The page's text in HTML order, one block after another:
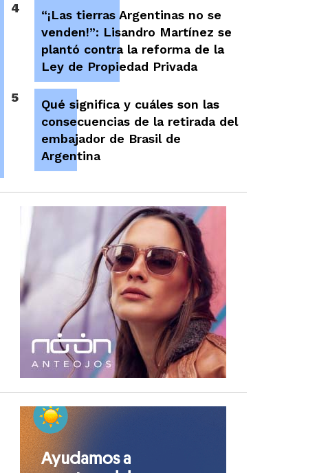
4
“¡Las tierras Argentinas no se
venden!”: Lisandro Martínez se
plantó contra la reforma de la
Ley de Propiedad Privada
5
Qué significa y cuáles son las
consecuencias de la retirada del
embajador de Brasil de
Argentina